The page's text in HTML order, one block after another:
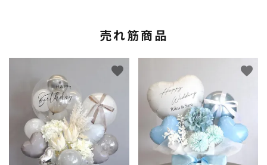
売れ筋商品
favorite favorite